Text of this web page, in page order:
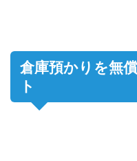
倉庫預かりを無
ト